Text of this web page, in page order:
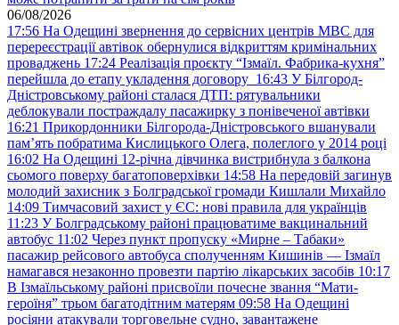
06/08/2026
17:56 На Одещині звернення до сервісних центрів МВС для
перереєстрації автівок обернулися відкриттям кримінальних
проваджень 17:24 Реалізація проєкту “Ізмаїл. Фабрика-кухня”
перейшла до етапу укладення договору 16:43 У Білгород-
Дністровському районі сталася ДТП: рятувальники
деблокували постраждалу пасажирку з понівеченої автівки
16:21 Прикордонники Білгорода-Дністровського вшанували
пам’ять побратима Кислицького Олега, полеглого у 2014 році
16:02 На Одещині 12-річна дівчинка вистрибнула з балкона
сьомого поверху багатоповерхівки 14:58 На передовій загинув
молодий захисник з Болградської громади Кишлали Михайло
14:09 Тимчасовий захист у ЄС: нові правила для українців
11:23 У Болградському районі працюватиме вакцинальний
автобус 11:02 Через пункт пропуску «Мирне – Табаки»
пасажир рейсового автобуса сполученням Кишинів — Ізмаїл
намагався незаконно провезти партію лікарських засобів 10:17
В Ізмаїльському районі присвоїли почесне звання “Мати-
героїня” трьом багатодітним матерям 09:58 На Одещині
росіяни атакували торговельне судно, завантажене